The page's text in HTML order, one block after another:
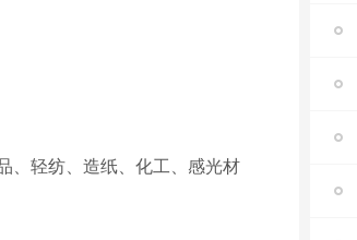
、轻纺、造纸、化工、感光材